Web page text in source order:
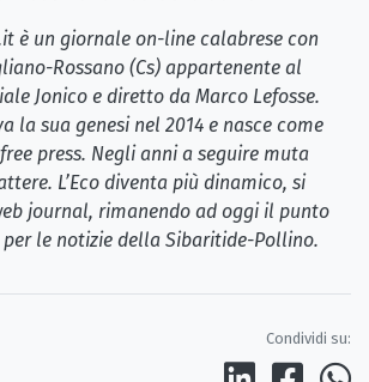
è un giornale on-line calabrese con
Rossano (Cs) appartenente al
Jonico e diretto da Marco Lefosse.
la sua genesi nel 2014 e nasce come
press. Negli anni a seguire muta
L’Eco diventa più dinamico, si
journal, rimanendo ad oggi il punto
le notizie della Sibaritide-Pollino.
Condividi su: